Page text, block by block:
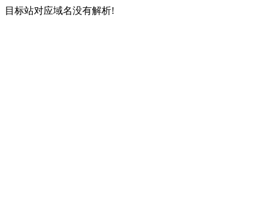
目标站对应域名没有解析!